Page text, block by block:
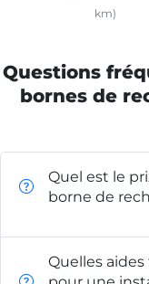
km)
Questions
bornes de
Quel est le
borne de
Quelles